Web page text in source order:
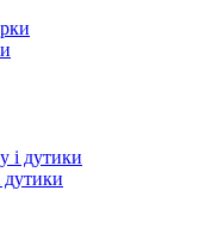
дутики